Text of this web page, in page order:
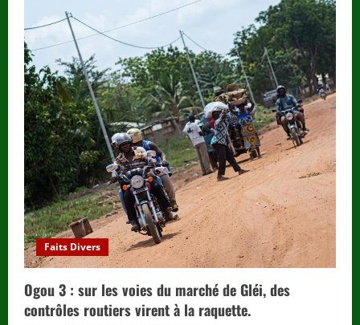
Faits Divers
Ogou 3 : sur les voies du marché de Gléi, des
contrôles routiers virent à la raquette.